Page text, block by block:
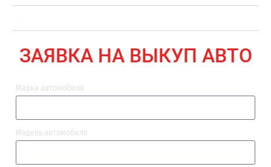
ЗАЯВКА НА ВЫКУП АВТО
Марка автомобиля
Модель автомобиля